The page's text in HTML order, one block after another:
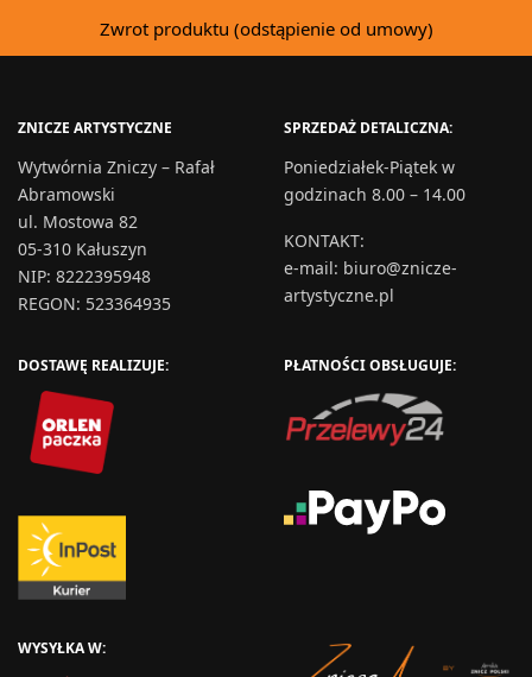
Zwrot produktu (odstąpienie od umowy)
ZNICZE ARTYSTYCZNE
Wytwórnia Zniczy – Rafał
Abramowski
ul. Mostowa 82
05-310 Kałuszyn
NIP: 8222395948
REGON: 523364935
SPRZEDAŻ DETALICZNA:
Poniedziałek-Piątek w
godzinach 8.00 – 14.00
KONTAKT:
e-mail: biuro@znicze-
artystyczne.pl
DOSTAWĘ REALIZUJE: PŁATNOŚCI OBSŁUGUJE:
WYSYŁKA W: